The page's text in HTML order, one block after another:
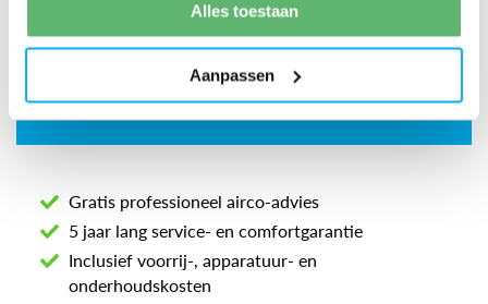
Alles toestaan
Aanpassen
Gratis professioneel airco-advies
5 jaar lang service- en comfortgarantie
Inclusief voorrij-, apparatuur- en
onderhoudskosten